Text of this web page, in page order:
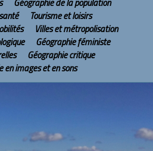
Tourisme et loisirs
Villes et métropolisation
Géographie féministe
Géographie critique
en images et en sons